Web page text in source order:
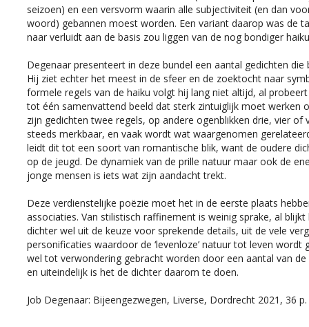
seizoen) en een versvorm waarin alle subjectiviteit (en dan
woord) gebannen moest worden. Een variant daarop was de
naar verluidt aan de basis zou liggen van de nog bondiger
Degenaar presenteert in deze bundel een aantal gedichten
Hij ziet echter het meest in de sfeer en de zoektocht naar
formele regels van de haiku volgt hij lang niet altijd, al
tot één samenvattend beeld dat sterk zintuiglijk moet werken
zijn gedichten twee regels, op andere ogenblikken drie, vier of
steeds merkbaar, en vaak wordt wat waargenomen
leidt dit tot een soort van romantische blik, want de oudere
op de jeugd. De dynamiek van de prille natuur maar ook de
jonge mensen is iets wat zijn aandacht trekt.
Deze verdienstelijke poëzie moet het in de eerste plaats
associaties. Van stilistisch raffinement is weinig sprake, al
dichter wel uit de keuze voor sprekende details, uit de vele
personificaties waardoor de ‘levenloze’ natuur tot leven wordt
wel tot verwondering gebracht worden door een aantal van
en uiteindelijk is het de dichter daarom te doen.
Job Degenaar: Bijeengezwegen, Liverse, Dordrecht 2021, 36